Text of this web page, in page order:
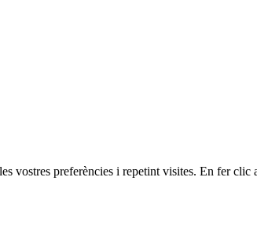
vostres preferències i repetint visites. En fer